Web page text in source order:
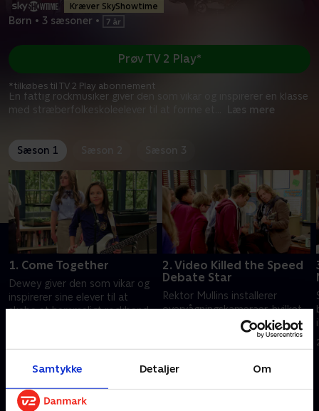
Samtykke Detaljer Om
Kræver SkyShowtime
Børn • 3 sæsoner •
En fattig rockmusiker giver den som vikar og inspirerer en klasse
med stræberfolkeskoleelever til at forme et
Læs mere
Prøv TV 2 Play*
*tilkøbes til TV 2 Play abonnement
Sæson 1 Sæson 3
1. Come Together
Dewey giver den som vikar og
inspirerer sine elever til at
skabe et hemmeligt rockband.
2. Video Killed the Speed
Debate Star
Rektor Mullins installerer
overvågningskameraer, hvilket
sætter bandets hemmelighed
Andre så også